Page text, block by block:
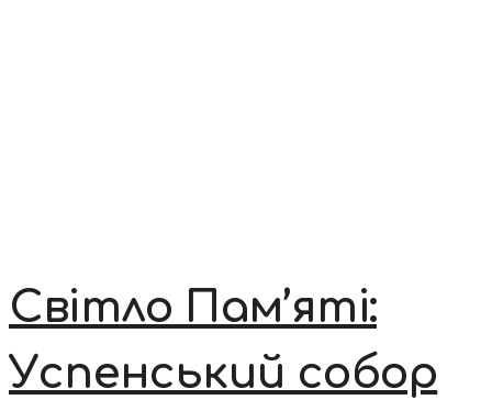
Світло Пам’яті:
Успенський собор